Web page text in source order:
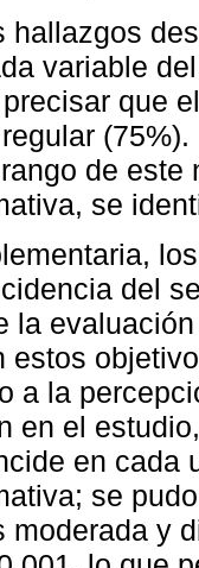
hallazgos
variable
que
de
se
del
la
estos
a la
en el
en cada
se
moderada y